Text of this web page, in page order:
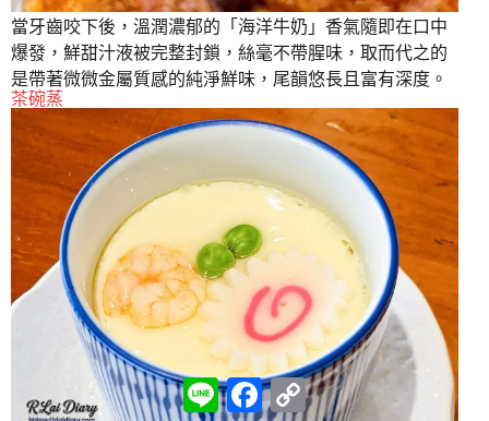
當牙齒咬下後，溫潤濃郁的「海洋牛奶」香氣隨即在口中
爆發，鮮甜汁液被完整封鎖，絲毫不帶腥味，取而代之的
是帶著微微金屬質感的純淨鮮味，尾韻悠長且富有深度。
茶碗蒸
L
i
F
a
C
o